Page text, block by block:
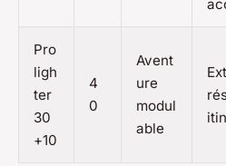
Pro
ligh
ter
30
+10
4
0
Avent
ure
modul
able